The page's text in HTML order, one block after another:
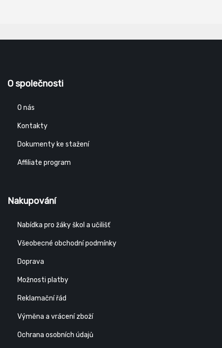
O společnosti
O nás
Kontakty
Dokumenty ke stažení
Affiliate program
Nakupování
Nabídka pro žáky škol a učilišť
Všeobecné obchodní podmínky
Doprava
Možnosti platby
Reklamační řád
Výměna a vrácení zboží
Ochrana osobních údajů